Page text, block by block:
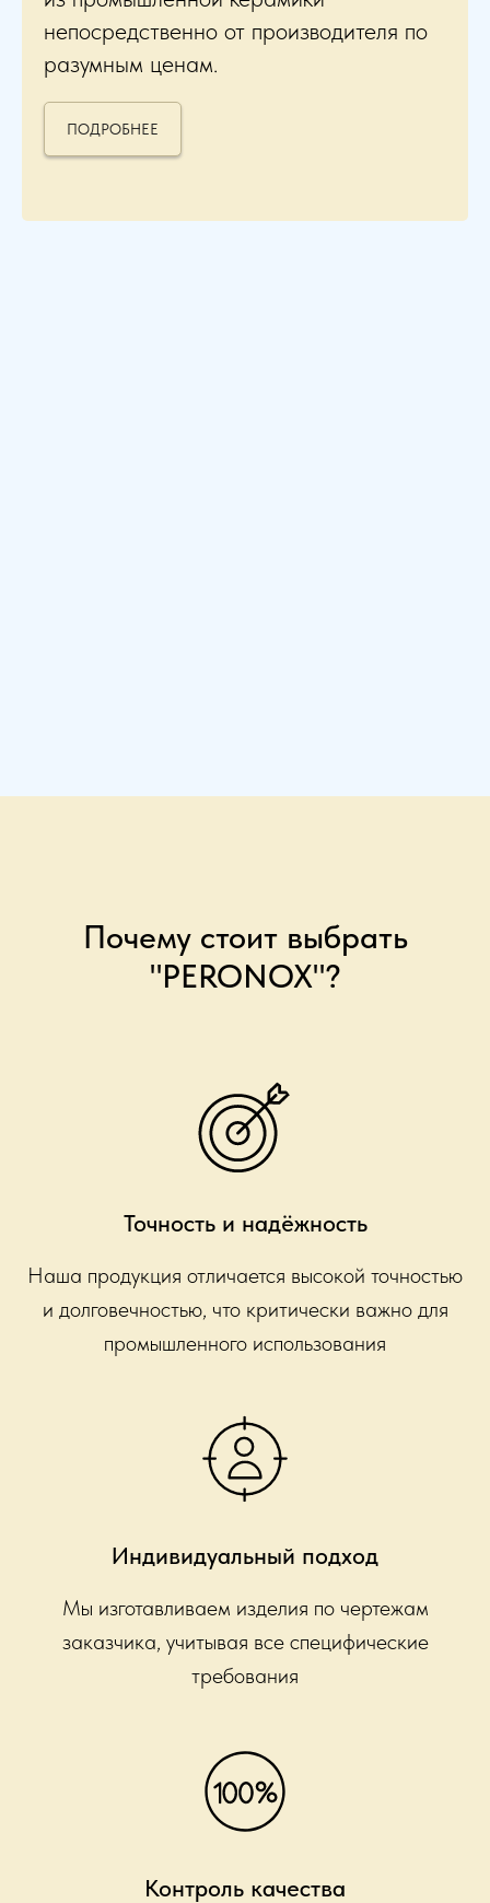
непосредственно от производителя по
разумным ценам.
ПОДРОБНЕЕ
Почему стоит выбрать
"PERONOX"?
Точность и надёжность
Наша продукция отличается высокой точностью
и долговечностью, что критически важно для
промышленного использования
Индивидуальный подход
Мы изготавливаем изделия по чертежам
заказчика, учитывая все специфические
требования
Контроль качества